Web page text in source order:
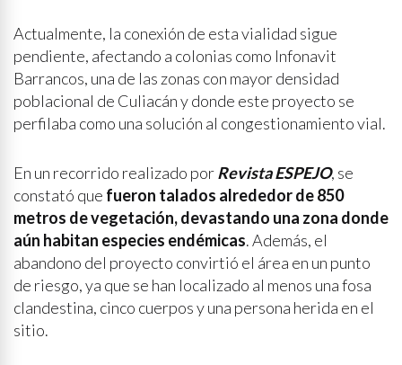
Actualmente, la conexión de esta vialidad sigue
pendiente, afectando a colonias como Infonavit
Barrancos, una de las zonas con mayor densidad
poblacional de Culiacán y donde este proyecto se
perfilaba como una solución al congestionamiento vial.
En un recorrido realizado porRevista ESPEJO, se
constató que fueron talados alrededor de 850
metros de vegetación, devastando una zona donde
aún habitan especies endémicas. Además, el
abandono del proyecto convirtió el área en un punto
de riesgo, ya que se han localizado al menos una fosa
clandestina, cinco cuerpos y una persona herida en el
sitio.